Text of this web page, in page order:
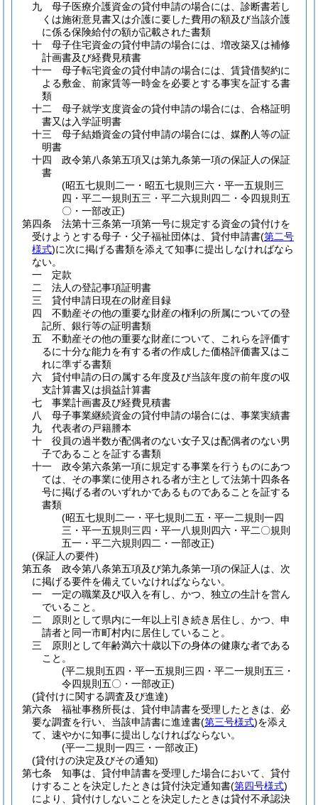
九
母子医療介護資金の貸付申請の場合には、診断書若し
くは施術意見書又は介護に要した費用の額及び当該介護
に係る保険給付の額が記載された書類
十
母子住宅資金の貸付申請の場合には、増改築又は補修
計画書及び経費見積書
十一
母子転宅資金の貸付申請の場合には、賃貸借契約に
よる敷金、前家賃等一時金を必要とする事実を証する書
類
十二
母子就学支度資金の貸付申請の場合には、合格証明
書又は入学証明書
十三
母子結婚資金の貸付申請の場合には、媒酌人等の証
明書
十四
政令第八条第五項又は第九条第一項の保証人の保証
書
(昭五七規則二一・昭五七規則三六・平一五規則三
四・平二一規則五三・平二六規則四二・令四規則五
〇・一部改正)
第四条
法第十三条第一項第一号に規定する資金の貸付けを
受けようとする母子・父子福祉団体は、貸付申請書(第二号
様式)に次に掲げる書類を添えて知事に提出しなければなら
ない。
一
定款
二
法人の登記事項証明書
三
貸付申請日現在の財産目録
四
不動産その他の重要な財産の権利の所属についての登
記所、銀行等の証明書類
五
不動産その他の重要な財産について、これらを評価す
るに十分な能力を有する者の作成した価格評価書又はこ
れに準ずる書類
六
貸付申請の日の属する年度及び当該年度の前年度の収
支計算書又は損益計算書
七
事業計画書及び経費見積書
八
母子事業継続資金の貸付申請の場合には、事業実績書
九
代表者の戸籍謄本
十
役員の過半数が配偶者のない女子又は配偶者のない男
子であることを証する書類
十一
政令第六条第一項に規定する事業を行うものにあつ
ては、その事業に使用される者が主として法第十四条各
号に掲げる者のいずれかであるものであることを証する
書類
(昭五七規則二一・平七規則二五・平一二規則一四
三・平一五規則三四・平一八規則四六・平二〇規則
五一・平二六規則四二・一部改正)
(保証人の要件)
第五条
政令第八条第五項及び第九条第一項の保証人は、次
に掲げる要件を備えていなければならない。
一
一定の職業及び収入を有し、かつ、独立の生計を営ん
でいること。
二
原則として県内に一年以上引き続き居住し、かつ、申
請者と同一市町村内に居住していること。
三
原則として年齢満六十歳以下の身体の健康な者である
こと。
(平二規則五四・平一五規則三四・平二一規則五三・
令四規則五〇・一部改正)
(貸付けに関する調査及び進達)
第六条
福祉事務所長は、貸付申請書を受理したときは、必
要な調査を行い、当該申請書に進達書(第三号様式)を添え
て、速やかに知事に提出しなければならない。
(平一二規則一四三・一部改正)
(貸付けの決定及びその通知)
第七条
知事は、貸付申請書を受理した場合において、貸付
けすることを決定したときは貸付決定通知書(第四号様式)
により、貸付けしないことを決定したときは貸付不承認決